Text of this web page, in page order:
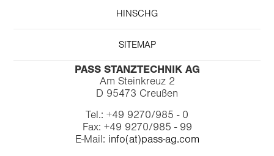
HINSCHG
SITEMAP
PASS STANZTECHNIK AG
Am Steinkreuz 2
D 95473 Creußen
Tel.: +49 9270/985 - 0
Fax: +49 9270/985 - 99
E-Mail: info(at)pass-ag.com